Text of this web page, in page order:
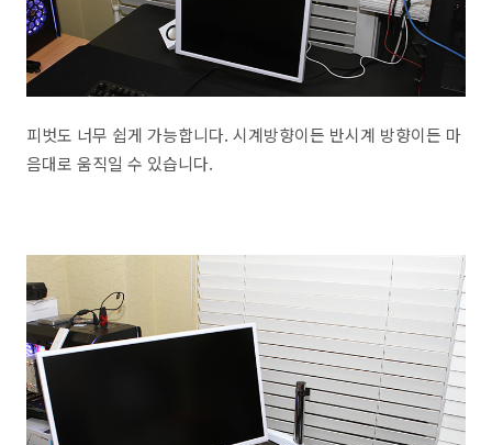
피벗도 너무 쉽게 가능합니다. 시계방향이든 반시계 방향이든 마
음대로 움직일 수 있습니다.